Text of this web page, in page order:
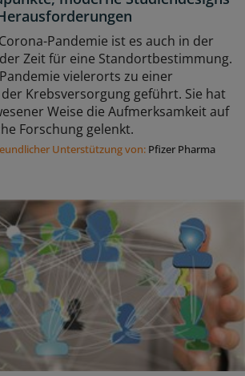
Pandemie ist es auch in der
Zeit für eine Standortbestimmung.
vielerorts zu einer
Krebsversorgung geführt. Sie hat
Weise die Aufmerksamkeit auf
Forschung gelenkt.
Unterstützung von: Pfizer Pharma